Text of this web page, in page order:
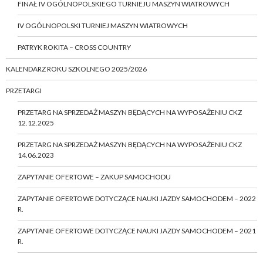
FINAŁ IV OGÓLNOPOLSKIEGO TURNIEJU MASZYN WIATROWYCH
IV OGÓLNOPOLSKI TURNIEJ MASZYN WIATROWYCH
PATRYK ROKITA – CROSS COUNTRY
KALENDARZ ROKU SZKOLNEGO 2025/2026
PRZETARGI
PRZETARG NA SPRZEDAŻ MASZYN BĘDĄCYCH NA WYPOSAŻENIU CKZ
12.12.2025
PRZETARG NA SPRZEDAŻ MASZYN BĘDĄCYCH NA WYPOSAŻENIU CKZ
14.06.2023
ZAPYTANIE OFERTOWE – ZAKUP SAMOCHODU
ZAPYTANIE OFERTOWE DOTYCZĄCE NAUKI JAZDY SAMOCHODEM – 2022
R.
ZAPYTANIE OFERTOWE DOTYCZĄCE NAUKI JAZDY SAMOCHODEM – 2021
R.